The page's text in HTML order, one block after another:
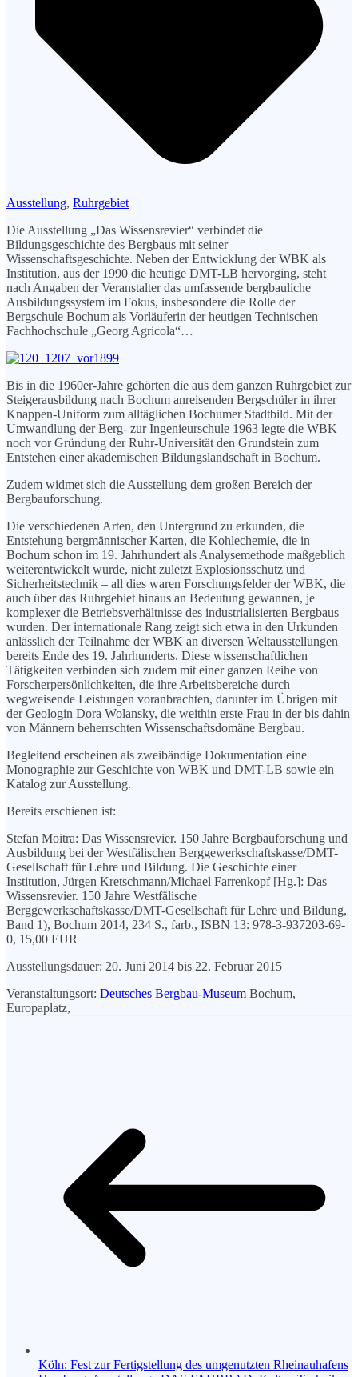
Ausstellung, Ruhrgebiet
Die Ausstellung „Das Wissensrevier“ verbindet die
Bildungsgeschichte des Bergbaus mit seiner
Wissenschaftsgeschichte. Neben der Entwicklung der WBK als
Institution, aus der 1990 die heutige DMT-LB hervorging, steht
nach Angaben der Veranstalter das umfassende bergbauliche
Ausbildungssystem im Fokus, insbesondere die Rolle der
Bergschule Bochum als Vorläuferin der heutigen Technischen
Fachhochschule „Georg Agricola“…
Bis in die 1960er-Jahre gehörten die aus dem ganzen Ruhrgebiet zur
Steigerausbildung nach Bochum anreisenden Bergschüler in ihrer
Knappen-Uniform zum alltäglichen Bochumer Stadtbild. Mit der
Umwandlung der Berg- zur Ingenieurschule 1963 legte die WBK
noch vor Gründung der Ruhr-Universität den Grundstein zum
Entstehen einer akademischen Bildungslandschaft in Bochum.
Zudem widmet sich die Ausstellung dem großen Bereich der
Bergbauforschung.
Die verschiedenen Arten, den Untergrund zu erkunden, die
Entstehung bergmännischer Karten, die Kohlechemie, die in
Bochum schon im 19. Jahrhundert als Analysemethode maßgeblich
weiterentwickelt wurde, nicht zuletzt Explosionsschutz und
Sicherheitstechnik – all dies waren Forschungsfelder der WBK, die
auch über das Ruhrgebiet hinaus an Bedeutung gewannen, je
komplexer die Betriebsverhältnisse des industrialisierten Bergbaus
wurden. Der internationale Rang zeigt sich etwa in den Urkunden
anlässlich der Teilnahme der WBK an diversen Weltausstellungen
bereits Ende des 19. Jahrhunderts. Diese wissenschaftlichen
Tätigkeiten verbinden sich zudem mit einer ganzen Reihe von
Forscherpersönlichkeiten, die ihre Arbeitsbereiche durch
wegweisende Leistungen voranbrachten, darunter im Übrigen mit
der Geologin Dora Wolansky, die weithin erste Frau in der bis dahin
von Männern beherrschten Wissenschaftsdomäne Bergbau.
Begleitend erscheinen als zweibändige Dokumentation eine
Monographie zur Geschichte von WBK und DMT-LB sowie ein
Katalog zur Ausstellung.
Bereits erschienen ist:
Stefan Moitra: Das Wissensrevier. 150 Jahre Bergbauforschung und
Ausbildung bei der Westfälischen Berggewerkschaftskasse/DMT-
Gesellschaft für Lehre und Bildung. Die Geschichte einer
Institution, Jürgen Kretschmann/Michael Farrenkopf [Hg.]: Das
Wissensrevier. 150 Jahre Westfälische
Berggewerkschaftskasse/DMT-Gesellschaft für Lehre und Bildung,
Band 1), Bochum 2014, 234 S., farb., ISBN 13: 978-3-937203-69-
0, 15,00 EUR
Ausstellungsdauer: 20. Juni 2014 bis 22. Februar 2015
Veranstaltungsort: Deutsches Bergbau-Museum Bochum,
Europaplatz,
Köln: Fest zur Fertigstellung des umgenutzten Rheinauhafens